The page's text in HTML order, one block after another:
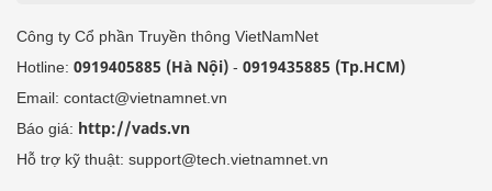
Công ty Cổ phần Truyền thông VietNamNet
Hotline: 0919405885 (Hà Nội) - 0919435885 (Tp.HCM)
Email: contact@vietnamnet.vn
Báo giá: http://vads.vn
Hỗ trợ kỹ thuật: support@tech.vietnamnet.vn